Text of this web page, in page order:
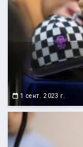
1 сент. 2023 г.